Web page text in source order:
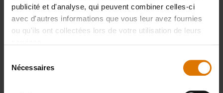
publicité et d'analyse, qui peuvent combiner celles-ci
avec d'autres informations que vous leur avez fournies
ou qu'ils ont collectées lors de votre utilisation de leurs
Nécessaires